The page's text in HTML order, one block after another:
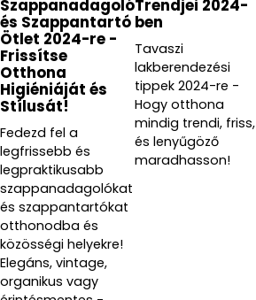
Szappanadagoló
és Szappantartó
Ötlet 2024-re -
Frissítse
Otthona
Higiéniáját és
Stílusát!
Fedezd fel a
legfrissebb és
legpraktikusabb
szappanadagolókat
és szappantartókat
otthonodba és
közösségi helyekre!
Elegáns, vintage,
organikus vagy
Trendjei 2024-
ben
Tavaszi
lakberendezési
tippek 2024-re -
Hogy otthona
mindig trendi, friss,
és lenyűgöző
maradhasson!